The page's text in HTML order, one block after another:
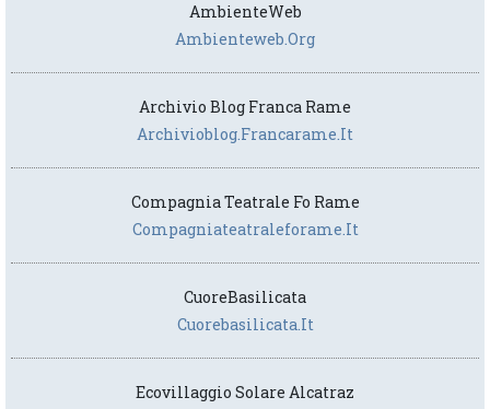
AmbienteWeb
Ambienteweb.org
Archivio Blog Franca Rame
Archivioblog.francarame.it
Compagnia Teatrale Fo Rame
Compagniateatraleforame.it
CuoreBasilicata
Cuorebasilicata.it
Ecovillaggio Solare Alcatraz